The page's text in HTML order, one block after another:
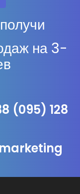
на 3-
(095) 128